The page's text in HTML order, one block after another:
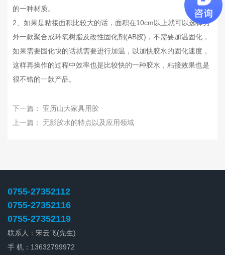
的一种材质。
2、如果是粘接面积比较大的话，面积在10cm以上就可以选择另
外一款聚合成环氧树脂及改性固化剂(AB胶)，不需要加温固化，
如果需要固化快的话就需要进行加温，以加快胶水的固化速度，
这样再操作的过程中效率也是比较快的一种胶水，粘接效果也是
很不错的一款产品。
下一篇： 亚历山大家具用胶
上一篇： 无影胶水的特点以及应用领域
0755-27352112
0755-27352116
0755-27352119
联系人：宋云飞(先生)
手 机：13632799972